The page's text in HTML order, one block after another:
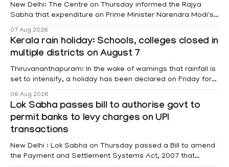
New Delhi: The Centre on Thursday informed the Rajya
Sabha that expenditure on Prime Minister Narendra Modi's
information was provided by Minister of State for External
Affairs Pabitra Margherita in a written reply to questions
raised
07 Aug 2026
Kerala rain holiday: Schools, colleges closed in
multiple districts on August 7
Thiruvananthapuram: In the wake of warnings that rainfall is
set to intensify, a holiday has been declared on Friday for
Kottayam, Wayanad and Kasaragod districts. Meanwhile, a
red alert remains in place on Thursday for Kottayam,
Pathanamtitta and Idukki districts. Following a red alert on
06 Aug 2026
Lok Sabha passes bill to authorise govt to
permit banks to levy charges on UPI
transactions
New Delhi : Lok Sabha on Thursday passed a Bill to amend
the Payment and Settlement Systems Act, 2007 that